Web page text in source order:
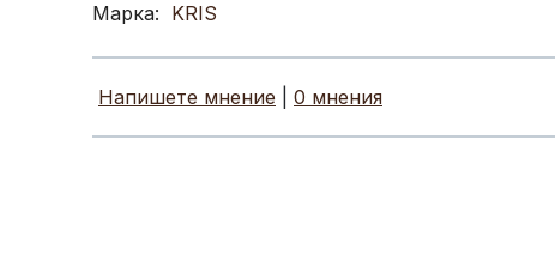
Марка: KRIS
Напишете мнение 0 мнения